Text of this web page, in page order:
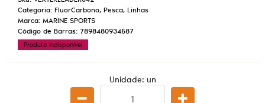
Categoria: FluorCarbono, Pesca, Linhas
Marca: MARINE SPORTS
Código de Barras: 7898480934587
Produto Indisponível
Unidade: un